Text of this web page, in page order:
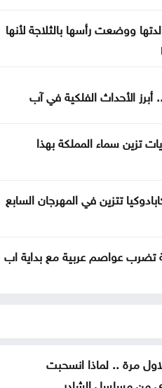
هرمز أثناء عبور ناقلة
جنوب لبنان
رياضية إلى معركة
.. ماذا قالت الصحافة
ووضعت رأسها بالثلاجة لأنها
الأحداث الفلكية في آب
تزين سماء المملكة بهذا
تتزين في المهرجان السابع
تضرب عواصم عربية مع بداية اب
مرة .. لماذا انسحبت
من مسلسل الشادر